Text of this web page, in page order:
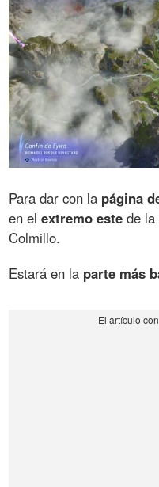
Para dar con la página
en elextremo este de la
Colmillo.
Estará en la parte más